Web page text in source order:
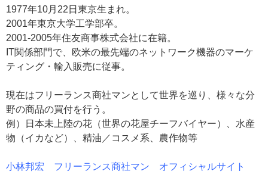
1977年10月22日東京生まれ。
2001年東京大学工学部卒。
2001-2005年住友商事株式会社に在籍。
IT関係部門で、欧米の最先端のネットワーク機器のマーケ
ティング・輸入販売に従事。
現在はフリーランス商社マンとして世界を巡り、様々な分
野の商品の買付を行う。
例）日本未上陸の花（世界の花屋チーフバイヤー）、水産
物（イカなど）、精油／コスメ系、農作物等
小林邦宏 フリーランス商社マン オフィシャルサイト